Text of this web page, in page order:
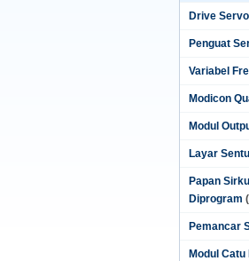
Drive
Penguat
Variabel
Modicon
Modul
Layar
Papan
Diprogram
Pemancar
Modul